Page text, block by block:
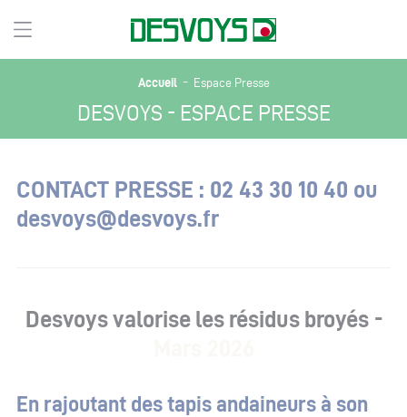
Accueil- Espace Presse
DESVOYS - ESPACE PRESSE
CONTACT PRESSE : 02 43 30 10 40 ou
desvoys@desvoys.fr
Desvoys valorise les résidus broyés -
En rajoutant des tapis andaineurs à son